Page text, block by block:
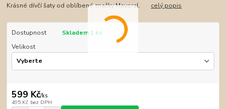
Krásné dívčí šaty od oblíbené značky Mayoral. celý popis
Dostupnost
Skladem 1 ks
Velikost
599 Kč/ks
495 Kč bez DPH